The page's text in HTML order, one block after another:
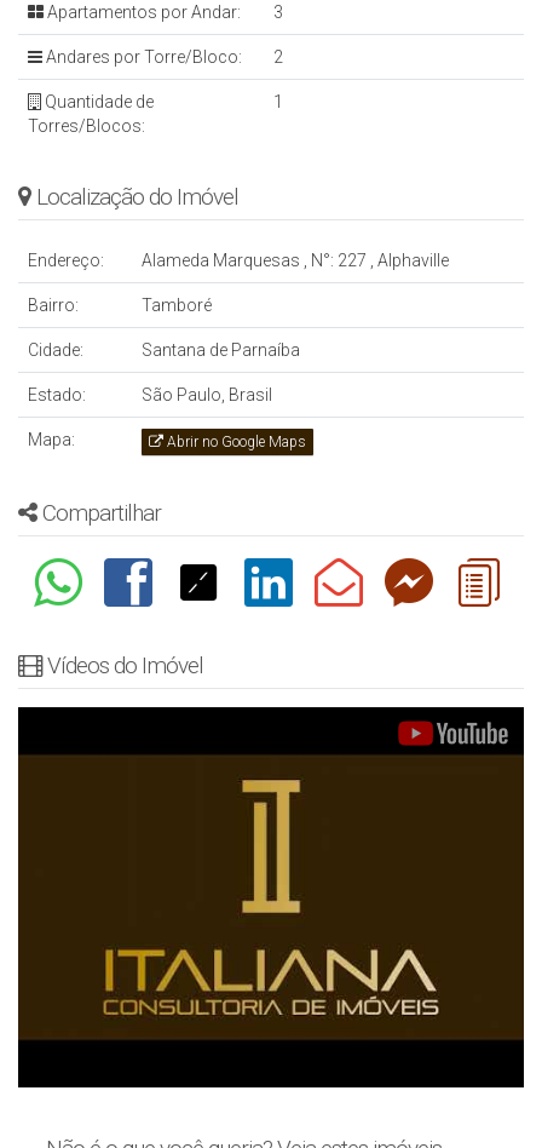
Apartamentos por Andar: 3
Andares por Torre/Bloco: 2
Quantidade de
Torres/Blocos:
1
Localização do Imóvel
Endereço: Alameda Marquesas , N°: 227 , Alphaville
Bairro: Tamboré
Cidade: Santana de Parnaíba
Estado: São Paulo, Brasil
Mapa: Abrir no Google Maps
Compartilhar
Vídeos do Imóvel